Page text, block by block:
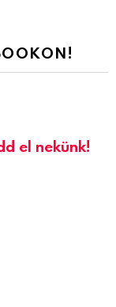
el nekünk!